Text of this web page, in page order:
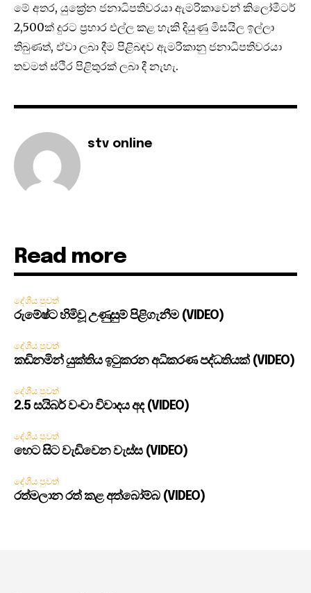
මේ අතර, යුක්‍රේන ජනාධිපතිවරයා ඇමරිකාවෙන් කිලෝමීටර්
2,500ක් දුරට ප්‍රහාර එල්ල කළ හැකි දියුණු මිසයිල ඉල්ලා
තිබුණත්, ඒවා ලබා දීම පිළිබඳව ඇමරිකානු ජනාධිපතිවරයා
තවමත් ස්ථිර පිළිතුරක් ලබා දී නැහැ.
stv online
Read more
දේශීය පුවත්
රුමේෂ්ට හිමිවූ උණුසුම් පිළිගැනීම (VIDEO)
දේශීය පුවත්
කඩිනමින් යුක්තිය ඉටුකරන අධිකරණ පද්ධතියක් (VIDEO)
දේශීය පුවත්
2.5 සයිබර් වංචා විවාදය අද (VIDEO)
දේශීය පුවත්
හෙට සිට වැඩිවෙන වැස්ස (VIDEO)
දේශීය පුවත්
රත්මලාන රත් කළ අත්බෝම්බ (VIDEO)